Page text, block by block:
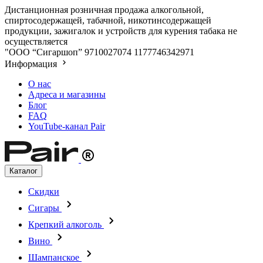
Дистанционная розничная продажа алкогольной,
спиртосодержащей, табачной, никотинсодержащей
продукции, зажигалок и устройств для курения табака не
осуществляется
"ООО “Сигаршоп” 9710027074 1177746342971
Информация
О нас
Адреса и магазины
Блог
FAQ
YouTube-канал Pair
Каталог
Скидки
Сигары
Крепкий алкоголь
Вино
Шампанское